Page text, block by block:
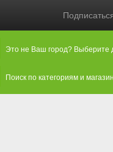
Это не Ваш город? Выберите
Поиск по категориям и